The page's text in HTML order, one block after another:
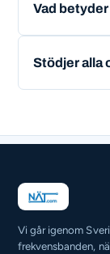
Vad
Stödjer alla
Vi går igenom
frekvensbanden,